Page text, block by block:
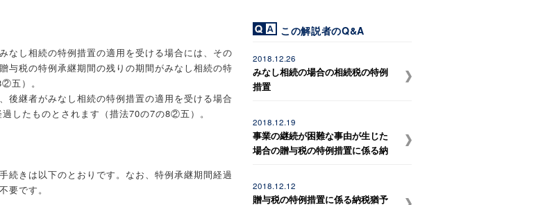
なし相続の特例措置の適用を受ける場合には、その
与税の特例承継期間の残りの期間がみなし相続の特
五）。
後継者がみなし相続の特例措置の適用を受ける場合
したものとされます（措法70の7の8②五）。
続きは以下のとおりです。なお、特例承継期間経過
です。
この解説者のQ&A
2018.12.26
みなし相続の場合の相続税の特例
措置
2018.12.19
事業の継続が困難な事由が生じた
場合の贈与税の特例措置に係る納
2018.12.12
贈与税の特例措置に係る納税猶予